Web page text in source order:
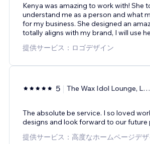
Kenya was amazing to work with! She
understand me as a person and what
for my business. She designed an
totally aligns with my brand, I will use
提供サービス：ロゴデザイン
5 The Wax Idol Lounge, Lashanna
The absolute be service. I so loved
designs and look forward to our future
提供サービス：高度なホームページデ